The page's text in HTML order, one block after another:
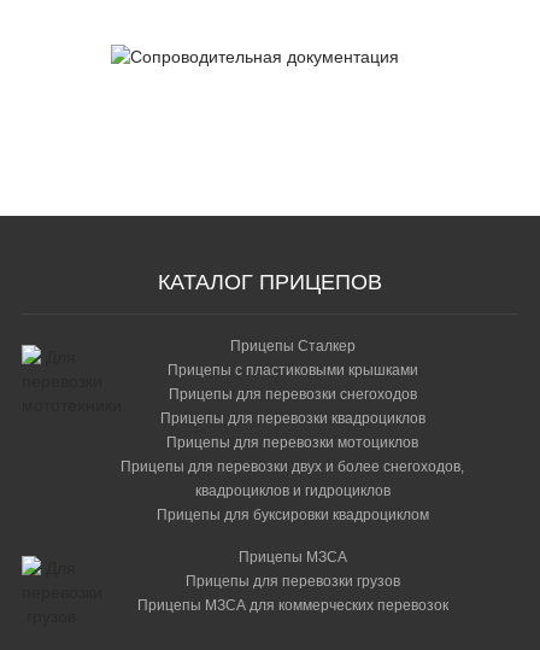
КАТАЛОГ ПРИЦЕПОВ
Прицепы Сталкер
Прицепы с пластиковыми крышками
Прицепы для перевозки снегоходов
Прицепы для перевозки квадроциклов
Прицепы для перевозки мотоциклов
Прицепы для перевозки двух и более снегоходов,
квадроциклов и гидроциклов
Прицепы для буксировки квадроциклом
Прицепы МЗСА
Прицепы для перевозки грузов
Прицепы МЗСА для коммерческих перевозок